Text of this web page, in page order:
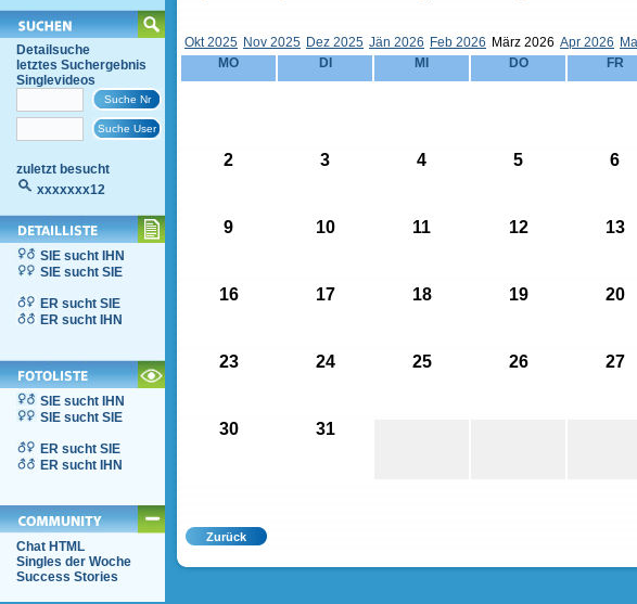
Detailsuche
letztes Suchergebnis
Singlevideos
zuletzt besucht
xxxxxxx12
SIE sucht IHN
SIE sucht SIE
ER sucht SIE
ER sucht IHN
SIE sucht IHN
SIE sucht SIE
ER sucht SIE
ER sucht IHN
Chat HTML
Singles der Woche
Success Stories
Okt 2025 Nov 2025 Dez 2025 Jän 2026 Feb 2026 März 2026 Apr 2026
MO
DI MI DO FR
2 3 4 5 6
9 10 11 12 13
16 17 18 19 20
23 24 25 26 27
30 31